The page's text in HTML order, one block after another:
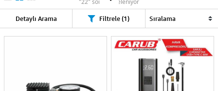
"22" sonuç listeleniyor
Detaylı Arama Filtrele (1)